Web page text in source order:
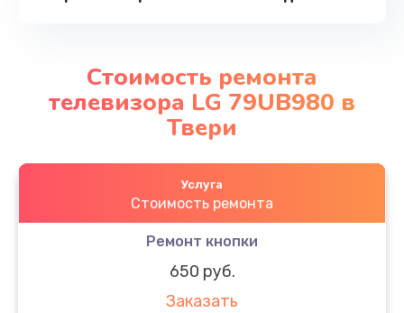
Стоимость ремонта
телевизора LG 79UB980 в
Твери
Услуга
Стоимость ремонта
Ремонт кнопки
650 руб.
Заказать